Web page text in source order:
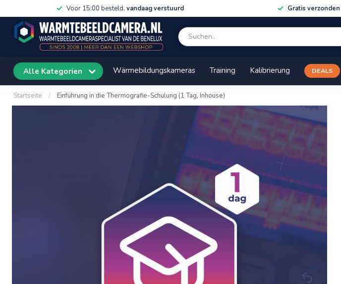
Voor 15:00 besteld, vandaag verstuurd Gratis verzonden
Alle Kategorien Wärmebildungskameras Training Kalibrierung DEALS
Startseite / Einführung in die Thermografie-Schulung (1 Tag, Inhouse)